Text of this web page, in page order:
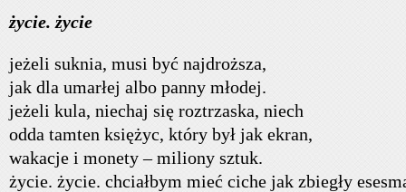
życie. życie
jeżeli suknia, musi być najdroższa,
jak dla umarłej albo panny młodej.
jeżeli kula, niechaj się roztrzaska, niech
odda tamten księżyc, który był jak ekran,
wakacje i monety – miliony sztuk.
życie. życie. chciałbym mieć ciche jak zbiegły